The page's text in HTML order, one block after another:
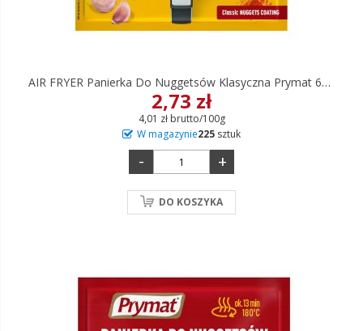
AIR FRYER Panierka Do Nuggetsów Klasyczna Prymat 68 G
2,73 zł
4,01 zł brutto/100g
W magazynie225 sztuk
- +
DO KOSZYKA